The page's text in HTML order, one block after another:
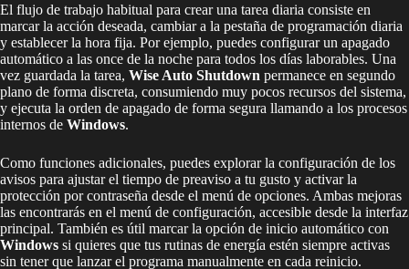
El flujo de trabajo habitual para crear una tarea diaria consiste en
marcar la acción deseada, cambiar a la pestaña de programación diaria
y establecer la hora fija. Por ejemplo, puedes configurar un apagado
automático a las once de la noche para todos los días laborables. Una
vez guardada la tarea, Wise Auto Shutdown permanece en segundo
plano de forma discreta, consumiendo muy pocos recursos del sistema,
y ejecuta la orden de apagado de forma segura llamando a los procesos
internos de Windows.
Como funciones adicionales, puedes explorar la configuración de los
avisos para ajustar el tiempo de preaviso a tu gusto y activar la
protección por contraseña desde el menú de opciones. Ambas mejoras
las encontrarás en el menú de configuración, accesible desde la interfaz
principal. También es útil marcar la opción de inicio automático con
Windows si quieres que tus rutinas de energía estén siempre activas
sin tener que lanzar el programa manualmente en cada reinicio.